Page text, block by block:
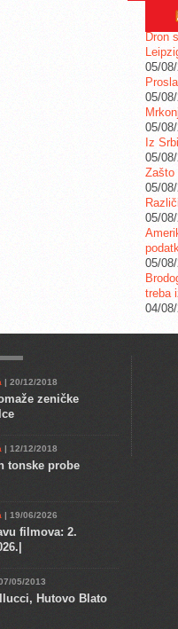
Dron
05/
05/
05/
Iz
05/
Zašto
05/
05/
05/
treba
04/
| 20/12/2018
zeničke
| 12/12/2018
tonske probe
| 19/06/2026
filmova: 2.
05/2013
Hutovo Blato